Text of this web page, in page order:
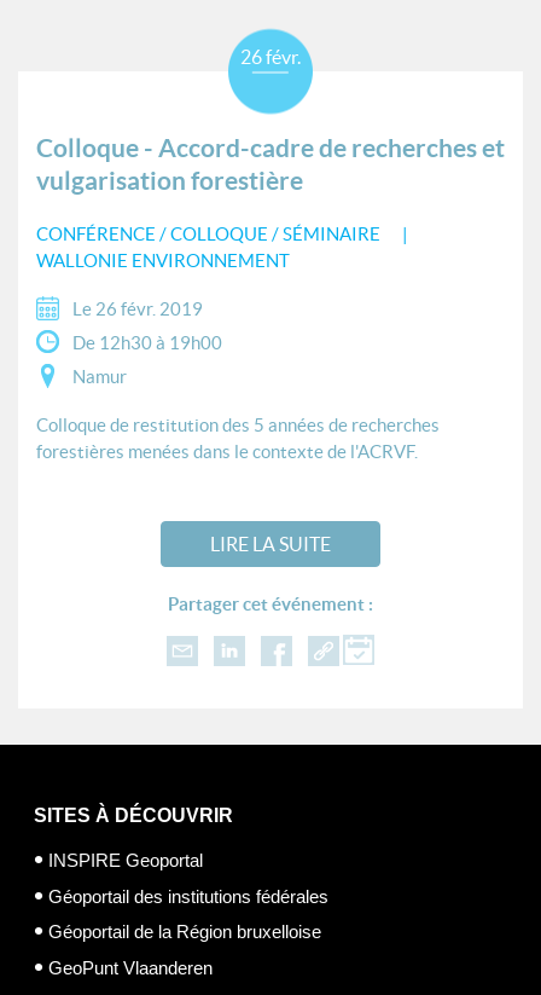
Colloque - Accord-cadre de recherches et
vulgarisation forestière
CONFÉRENCE / COLLOQUE / SÉMINAIRE
WALLONIE ENVIRONNEMENT
26 févr.
Le 26 févr. 2019
De 12h30 à 19h00
Namur
Colloque de restitution des 5 années de recherches
forestières menées dans le contexte de l'ACRVF.
LIRE LA SUITE
Partager cet événement :
SITES À DÉCOUVRIR
INSPIRE Geoportal
Géoportail des institutions fédérales
Géoportail de la Région bruxelloise
GeoPunt Vlaanderen